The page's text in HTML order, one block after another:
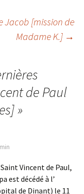
Jacob [mission de
Madame K.] →
de Paul
»
Vincent de Paul,
est décédé à l’
de Dinant) le 11